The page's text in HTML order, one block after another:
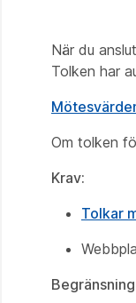
När du
Tolken har
Om tolken
Krav:
Tolkar